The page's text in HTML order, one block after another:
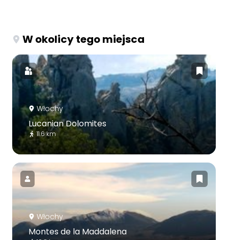
W okolicy tego miejsca
Włochy
Lucanian Dolomites
11.6 km
Włochy
Montes de la Maddalena